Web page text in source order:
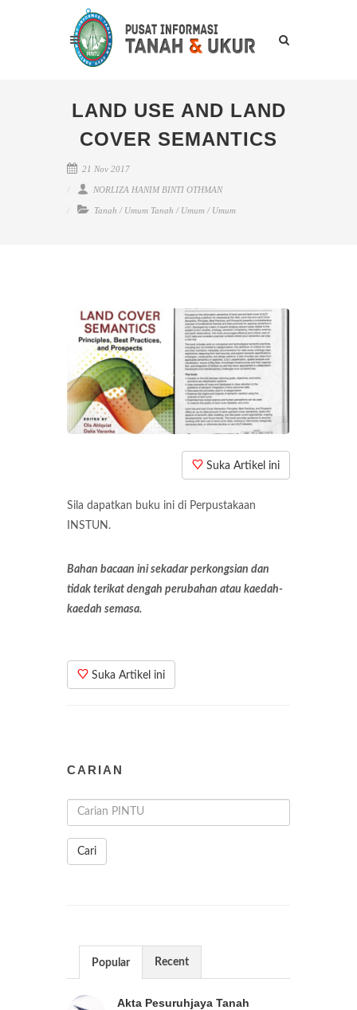
LAND USE AND LAND
COVER SEMANTICS
21 Nov 2017
NORLIZA HANIM BINTI OTHMAN
Tanah / Umum Tanah / Umum / Umum
Suka Artikel ini
Sila dapatkan buku ini di Perpustakaan
INSTUN.
Bahan bacaan ini sekadar perkongsian dan
tidak terikat dengah perubahan atau kaedah-
kaedah semasa.
Suka Artikel ini
CARIAN
Cari
Popular Recent
Akta Pesuruhjaya Tanah